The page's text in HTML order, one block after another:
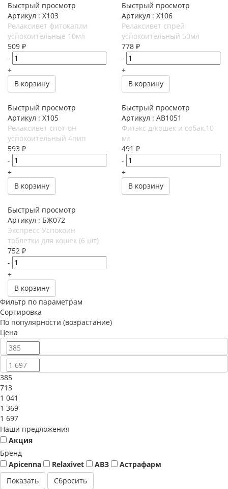
Быстрый просмотр
Артикул : X103
Релаксивет фитокапли
успокоительные 10мл
509 ₽
-
+
В корзину
Быстрый просмотр
Артикул : X106
Релаксивет спрей
успокоительный 50мл
778 ₽
-
+
В корзину
Быстрый просмотр
Артикул : X105
Релаксивет спот-он
успокоительный 4пип
593 ₽
-
+
В корзину
Быстрый просмотр
Артикул : АВ1051
Фитэкс д/кошек и собак,10
мл
491 ₽
-
+
В корзину
Быстрый просмотр
Артикул : БЖ072
Экспресс Успокоин
таблетки для кошек (6 шт)
752 ₽
-
+
В корзину
Фильтр по параметрам
Сортировка
По популярности (возрастание)
Цена
385
713
1 041
1 369
1 697
Наши предложения
Акция
Бренд
Apicenna
Relaxivet АВЗ
Астрафарм
Сбросить